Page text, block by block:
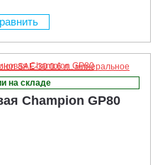
на складе
Champion GP80